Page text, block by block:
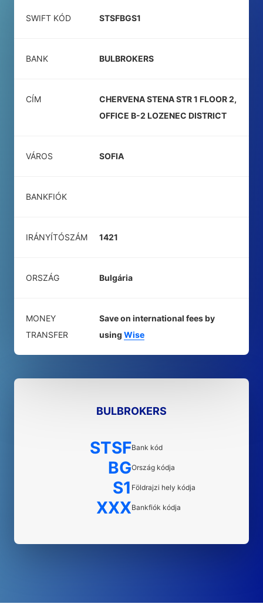
SWIFT KÓD STSFBGS1
BANK BULBROKERS
CÍM
CHERVENA STENA STR 1 FLOOR 2,
OFFICE B-2 LOZENEC DISTRICT
VÁROS SOFIA
BANKFIÓK
IRÁNYÍTÓSZÁM 1421
ORSZÁG Bulgária
MONEY
TRANSFER
Save on international fees by
using Wise
BULBROKERS
STSFBank kód
BGOrszág kódja
S1 Földrajzi hely kódja
XXXBankfiók kódja